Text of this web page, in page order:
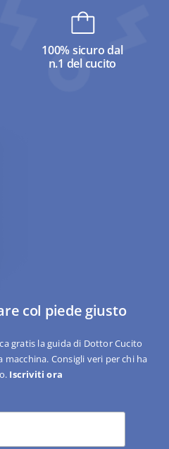
100% sicuro dal
n.1 del cucito
col piede giusto
gratis la guida di Dottor Cucito
Consigli veri per chi ha
Iscriviti ora